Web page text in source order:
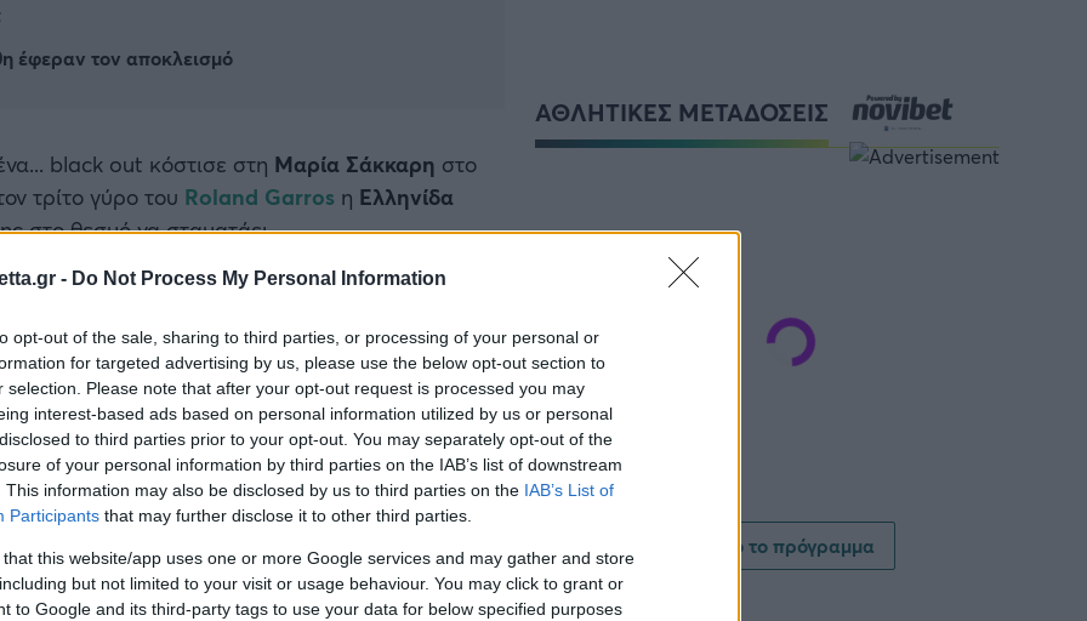
- Do Not Process My Personal Information
opt-out of the sale, sharing to third parties, or processing of your personal or
for targeted advertising by us, please use the below opt-out section to
selection. Please note that after your opt-out request is processed you may
interest-based ads based on personal information utilized by us or personal
to third parties prior to your opt-out. You may separately opt-out of the
of your personal information by third parties on the IAB’s list of downstream
This information may also be disclosed by us to third parties on the IAB’s List of
Participants that may further disclose it to other third parties.
that this website/app uses one or more Google services and may gather and store
but not limited to your visit or usage behaviour. You may click to grant or
to Google and its third-party tags to use your data for below specified purposes
έφεραν τον αποκλεισμό
black out κόστισε στη Μαρία Σάκκαρη στο
τρίτο γύρο του Roland Garros η Ελληνίδα
στο θεσμό να σταματάει.
εντός τουTop30 , ενώ από την άλλη η
ΑΘΛΗΤΙΚΕΣ ΜΕΤΑΔΟΣΕΙΣ
Δείτε όλο το πρόγραμμα